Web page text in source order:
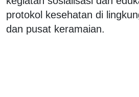
protokol kesehatan di
dan pusat keramaian.